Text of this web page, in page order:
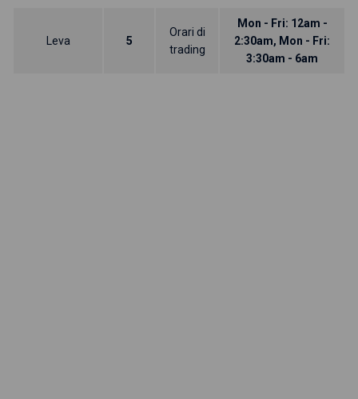
Leva 5
Orari di
trading
Mon - Fri: 12am -
2:30am, Mon - Fri:
3:30am - 6am